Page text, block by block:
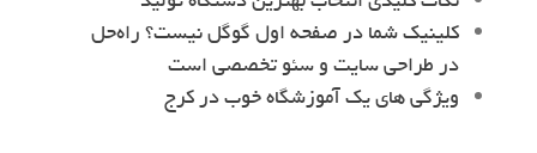
کلینیک شما در صفحه اول گوگل نیست؟ راه‌حل
در طراحی سایت و سئو تخصصی است
ویژگی های یک آموزشگاه خوب در کرج